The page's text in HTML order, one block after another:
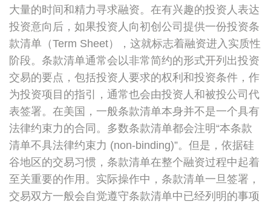
大量的时间和精力寻求融资。在有兴趣的投资人表达
投资意向后，如果投资人向初创公司提供一份投资条
款清单（Term Sheet），这就标志着融资进入实质性
阶段。条款清单通常会以非常简约的形式开列出投资
交易的要点，包括投资人要求的权利和投资条件，作
为投资项目的指引，通常也会由投资人和被投公司代
表签署。在美国，一般条款清单本身并不是一个具有
法律约束力的合同。多数条款清单都会注明“本条款
清单不具法律约束力 (non-binding)”。但是，依据硅
谷地区的交易习惯，条款清单在整个融资过程中起着
至关重要的作用。实际操作中，条款清单一旦签署，
交易双方一般会自觉遵守条款清单中已经列明的事项